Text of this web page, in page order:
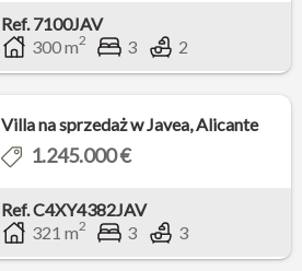
Ref. 7100JAV
300 m2 3 2
Villa na sprzedaż w Javea, Alicante
1.245.000 €
Ref. C4XY4382JAV
321 m2 3 3